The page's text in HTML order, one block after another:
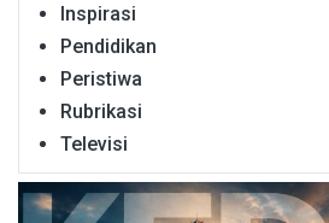
Inspirasi
Pendidikan
Peristiwa
Rubrikasi
Televisi